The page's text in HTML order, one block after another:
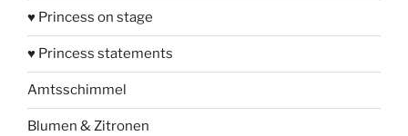
♥ Princess on stage
♥ Princess statements
Amtsschimmel
Blumen & Zitronen